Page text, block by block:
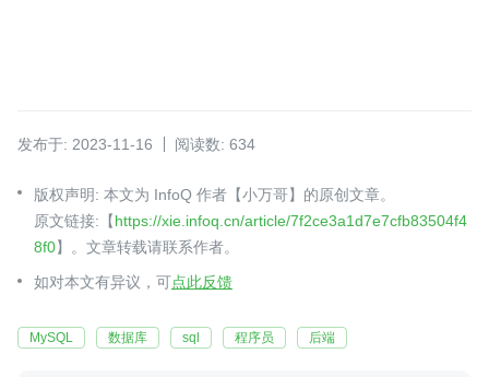
发布于: 2023-11-16 阅读数: 634
版权声明: 本文为 InfoQ 作者【小万哥】的原创文章。
原文链接:【https://xie.infoq.cn/article/7f2ce3a1d7e7cfb83504f4
8f0】。文章转载请联系作者。
如对本文有异议，可点此反馈
MySQL 数据库 sql 程序员 后端